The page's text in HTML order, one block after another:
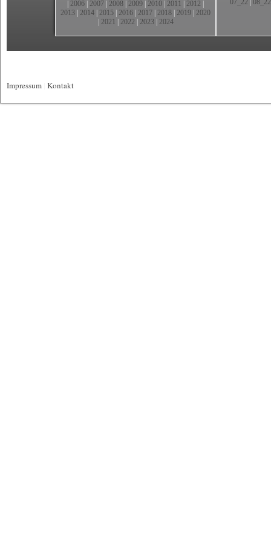
2006 2007 2008 2009 2010 2011 2012
2013 2014 2015 2016 2017 2018 2019 2020
2021 2022 2023| 2024
07_22
08_22
Impressum Kontakt